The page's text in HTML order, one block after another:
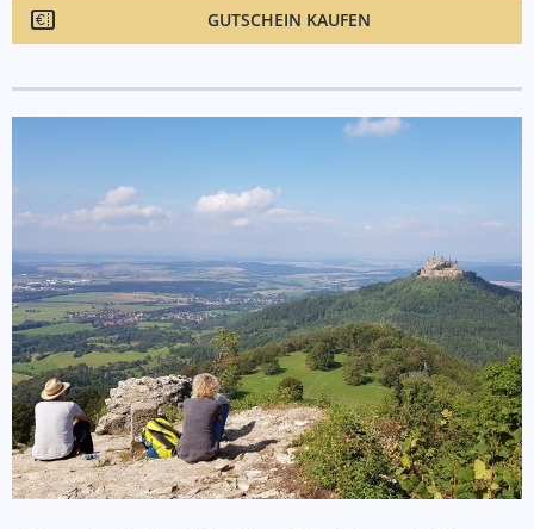
GUTSCHEIN KAUFEN